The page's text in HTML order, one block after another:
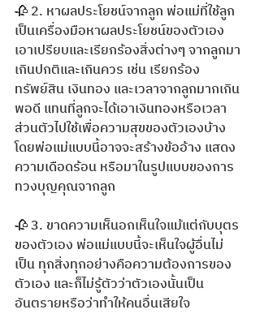
🥀 2. หาผลประโยชน์จากลูก พ่อแม่ที่ใช้ลูก
เป็นเครื่องมือหาผลประโยชน์ของตัวเอง
เอาเปรียบและเรียกร้องสิ่งต่างๆ จากลูกมา
เกินปกติและเกินควร เช่น เรียกร้อง
ทรัพย์สิน เงินทอง และเวลาจากลูกมากเกิน
พอดี แทนที่ลูกจะได้เอาเงินทองหรือเวลา
ส่วนตัวไปใช้เพื่อความสุขของตัวเองบ้าง
โดยพ่อแม่แบบนี้อาจจะสร้างข้ออ้าง แสดง
ความเดือดร้อน หรือมาในรูปแบบของการ
ทวงบุญคุณจากลูก
🥀 3. ขาดความเห็นอกเห็นใจแม้แต่กับบุตร
ของตัวเอง พ่อแม่แบบนี้จะเห็นใจผู้อื่นไม่
เป็น ทุกสิ่งทุกอย่างคือความต้องการของ
ตัวเอง และก็ไม่รู้ตัวว่าตัวเองนั้นเป็น
อันตรายหรือว่าทำให้คนอื่นเสียใจ